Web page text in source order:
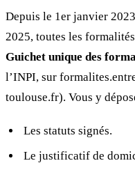
Depuis le 1er janvier
2025, toutes les
Guichet unique des
l’INPI, sur
toulouse.fr). Vous y
Les statuts signés.
Le justificatif de